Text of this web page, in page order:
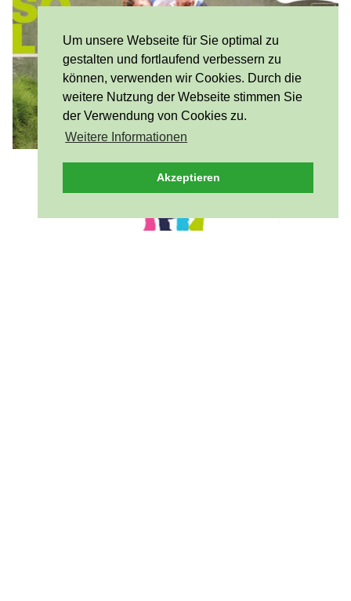
Um unsere Webseite für Sie optimal zu
gestalten und fortlaufend verbessern zu
können, verwenden wir Cookies. Durch die
weitere Nutzung der Webseite stimmen Sie
der Verwendung von Cookies zu.
Weitere Informationen
Akzeptieren